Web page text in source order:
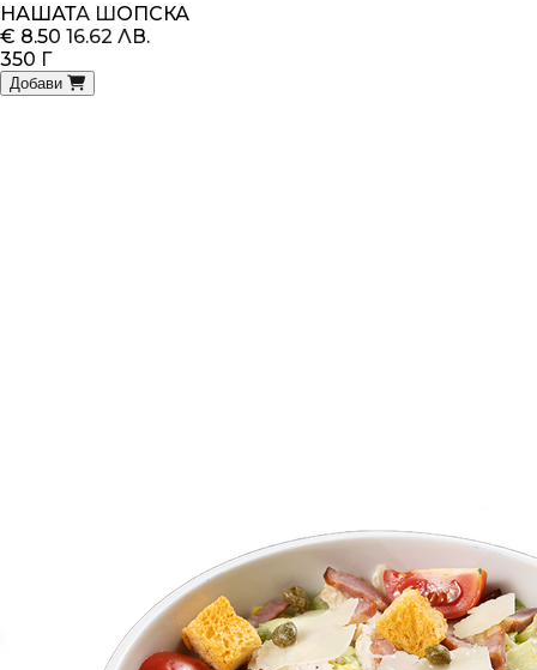
НАШАТА ШОПСКА
€ 8.50 16.62 ЛВ.
350 Г
Добави